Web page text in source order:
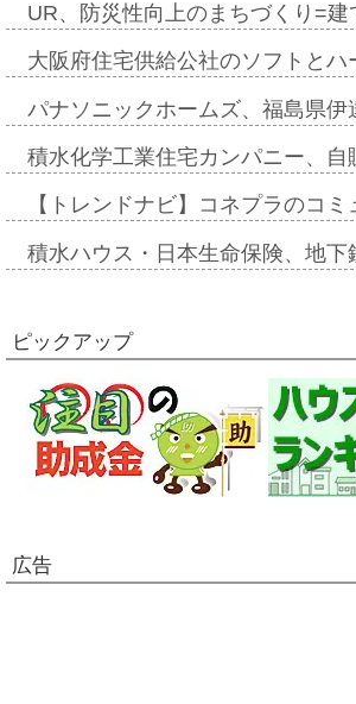
UR、防災性向上のまちづくり=
大阪府住宅供給公社のソフトと
パナソニックホームズ、福島県
積水化学工業住宅カンパニー、
【トレンドナビ】コネプラのコ
積水ハウス・日本生命保険、地
ピックアップ
広告